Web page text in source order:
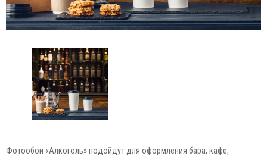
Фотообои «Алкоголь» подойдут для оформления бара, кафе,